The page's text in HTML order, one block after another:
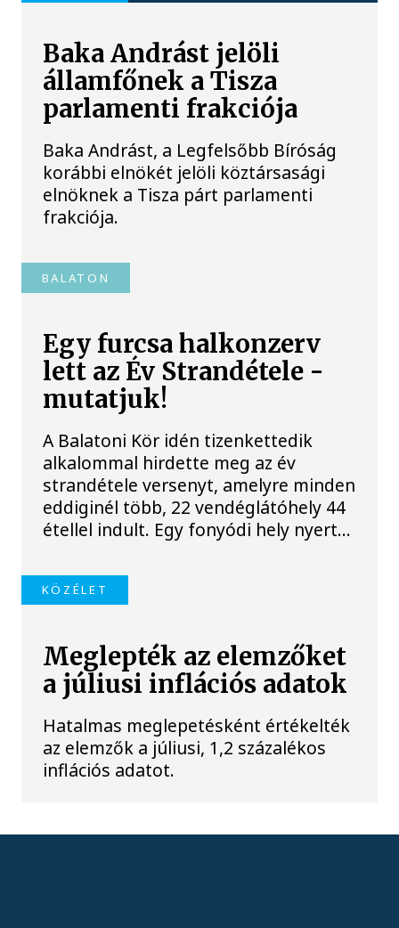
Baka Andrást jelöli
államfőnek a Tisza
parlamenti frakciója
Baka Andrást, a Legfelsőbb Bíróság
korábbi elnökét jelöli köztársasági
elnöknek a Tisza párt parlamenti
frakciója.
BALATON
Egy furcsa halkonzerv
lett az Év Strandétele -
mutatjuk!
A Balatoni Kör idén tizenkettedik
alkalommal hirdette meg az év
strandétele versenyt, amelyre minden
eddiginél több, 22 vendéglátóhely 44
étellel indult. Egy fonyódi hely nyert...
KÖZÉLET
Meglepték az elemzőket
a júliusi inflációs adatok
Hatalmas meglepetésként értékelték
az elemzők a júliusi, 1,2 százalékos
inflációs adatot.